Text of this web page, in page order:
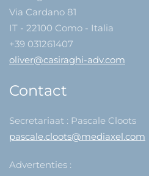
Via Cardano 81
IT - 22100 Como - Italia
+39 031261407
oliver@casiraghi-adv.com
Contact
Secretariaat : Pascale Cloots
pascale.cloots@mediaxel.com
Advertenties :